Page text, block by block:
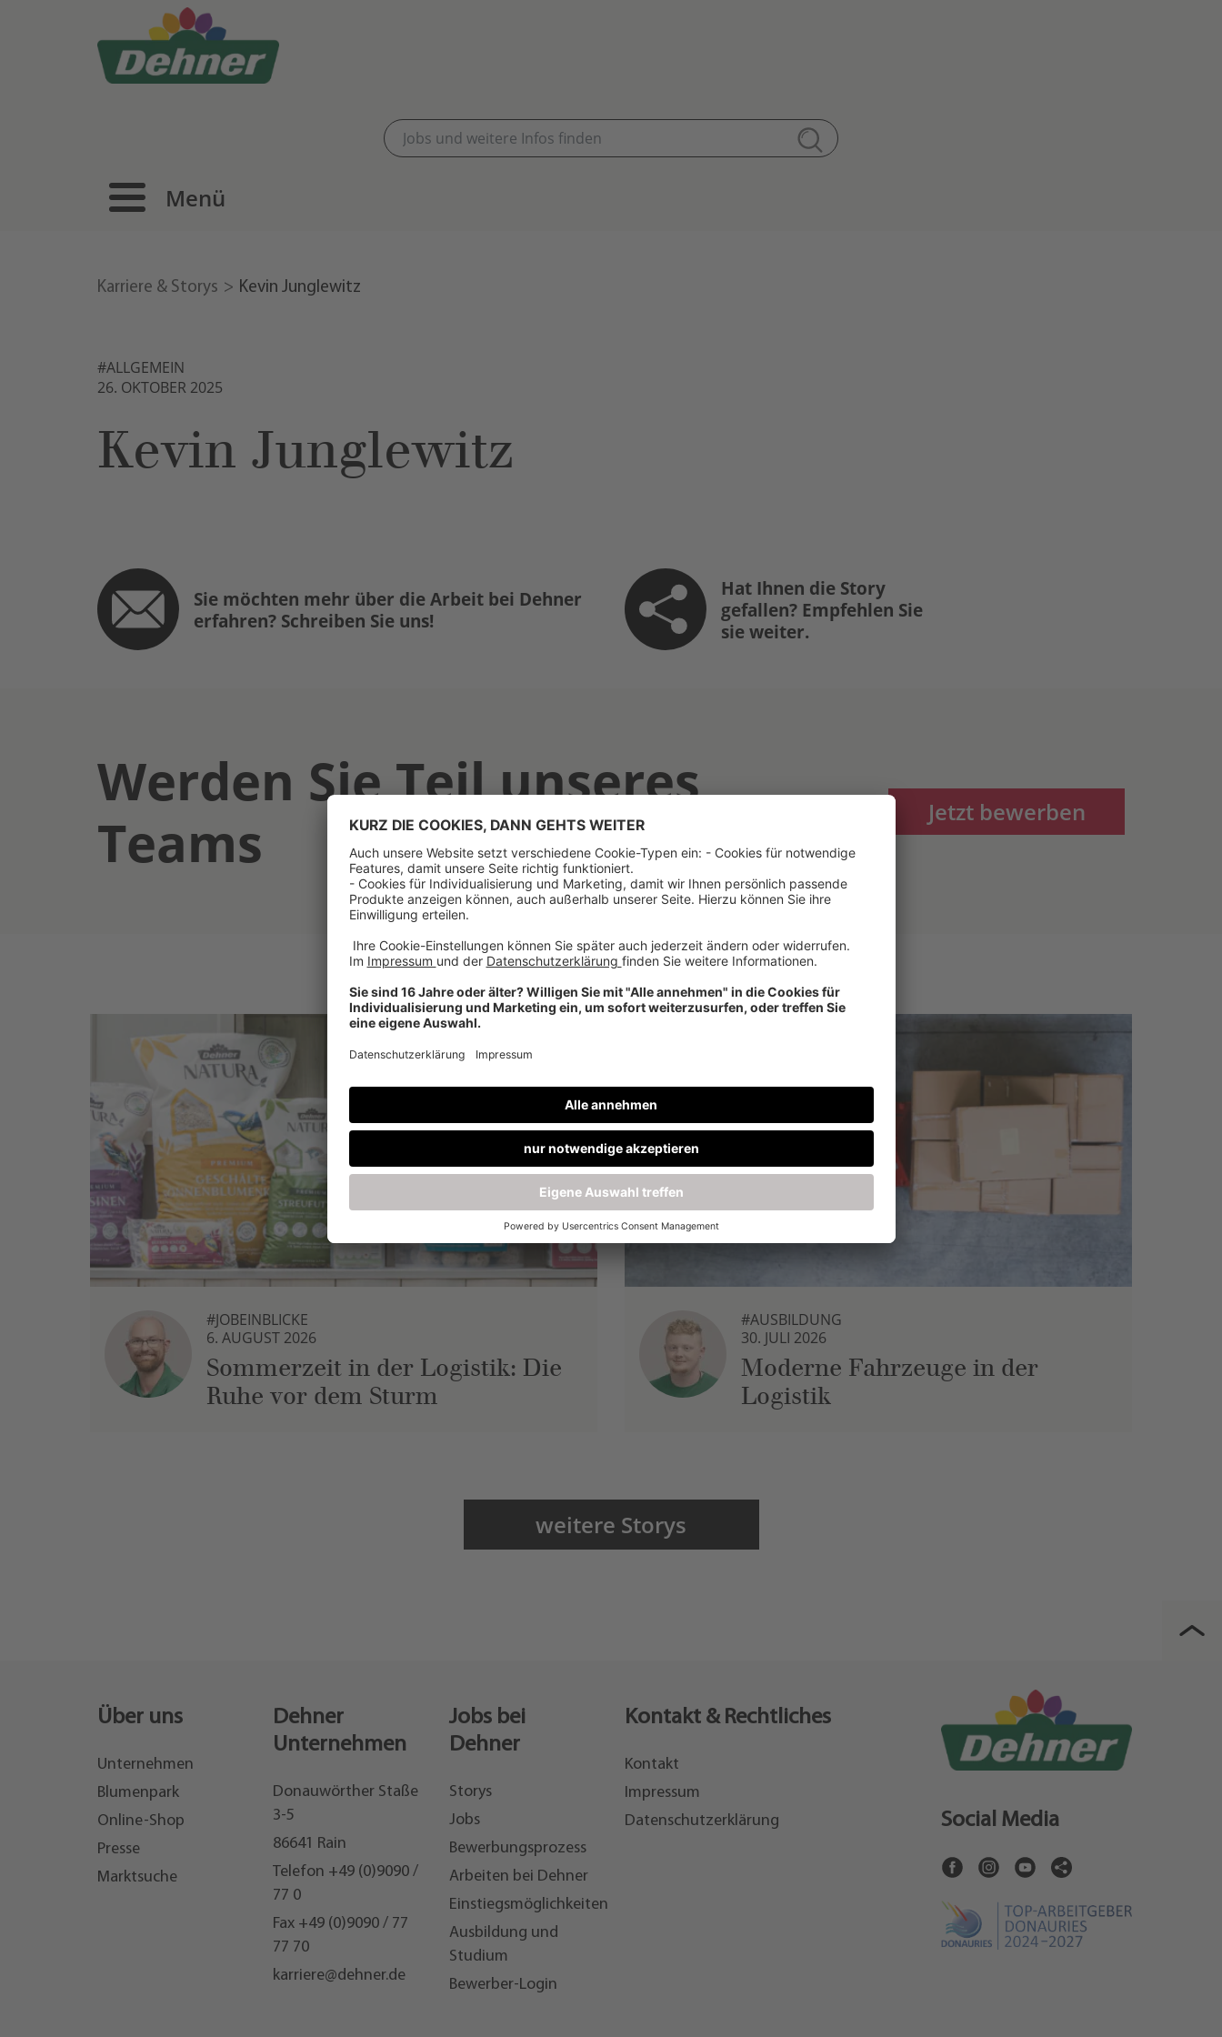
Menü
Karriere & Storys Kevin Junglewitz
#ALLGEMEIN
26. OKTOBER 2025
Kevin Junglewitz
Sie möchten mehr über die Arbeit bei Dehner
erfahren? Schreiben Sie uns!
Hat Ihnen die Story
gefallen? Empfehlen Sie
sie weiter.
Werden Sie Teil unseres
Teams
Jetzt bewerben
#JOBEINBLICKE
6. AUGUST 2026
Sommerzeit in der Logistik: Die
Ruhe vor dem Sturm
#AUSBILDUNG
30. JULI 2026
Moderne Fahrzeuge in der
Logistik
weitere Storys
Über uns
Unternehmen
Blumenpark
Online-Shop
Presse
Marktsuche
Dehner
Unternehmen
Donauwörther Staße
3-5
86641 Rain
Telefon +49 (0)9090 /
77 0
Fax +49 (0)9090 / 77
77 70
karriere@dehner.de
Jobs bei
Dehner
Storys
Jobs
Bewerbungsprozess
Arbeiten bei Dehner
Einstiegsmöglichkeiten
Ausbildung und
Studium
Bewerber-Login
Kontakt & Rechtliches
Kontakt
Impressum
Datenschutzerklärung
Social Media